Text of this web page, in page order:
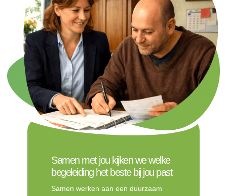
Samen met jou kijken we welke
begeleiding het beste bij jou past
Samen werken aan een duurzaam